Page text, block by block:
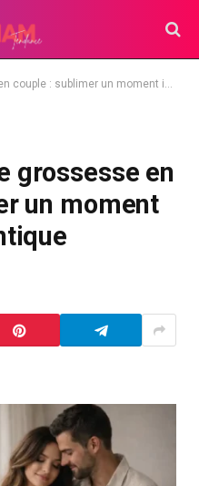
sublimer un moment intime et authentique
grossesse en
un moment